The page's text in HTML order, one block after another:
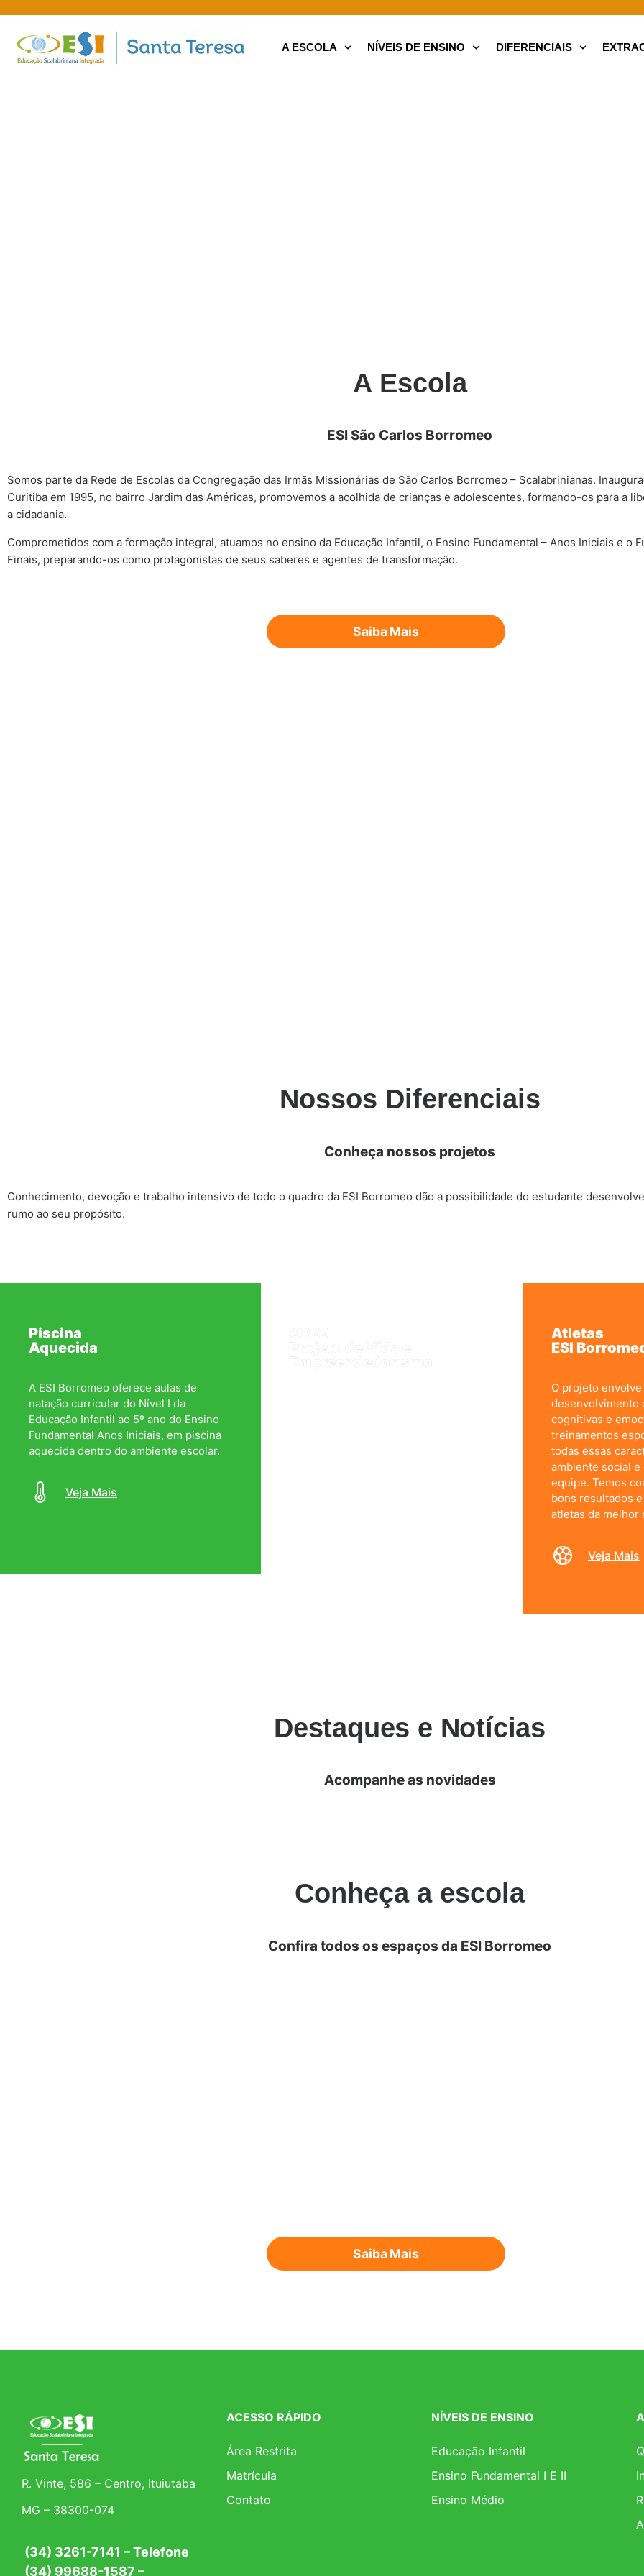
A ESCOLA NÍVEIS DE ENSINO DIFERENCIAIS
A Escola
ESI São Carlos Borromeo
Somos parte da Rede de Escolas da Congregação das Irmãs Missionárias de São Carlos Borromeo – Scalabrinianas.
Curitiba em 1995, no bairro Jardim das Américas, promovemos a acolhida de crianças e adolescentes, formando-os para a
a cidadania.
Comprometidos com a formação integral, atuamos no ensino da Educação Infantil, o Ensino Fundamental – Anos Iniciais e o
Finais, preparando-os como protagonistas de seus saberes e agentes de transformação.
Saiba Mais
Nossos Diferenciais
Conheça nossos projetos
Conhecimento, devoção e trabalho intensivo de todo o quadro da ESI Borromeo dão a possibilidade do estudante
rumo ao seu propósito.
Piscina
Aquecida
A ESI Borromeo oferece aulas de
natação curricular do Nível I da
Educação Infantil ao 5º ano do Ensino
Fundamental Anos Iniciais, em piscina
aquecida dentro do ambiente escolar.
Veja Mais
Atletas
ESI
O projeto
desenvolvimento
cognitivas e
treinamentos
todas essas
ambiente social e
equipe. Temos
bons resultados
atletas da melhor
Veja Mais
Destaques e Notícias
Acompanhe as novidades
Conheça a escola
Confira todos os espaços da ESI Borromeo
Saiba Mais
R. Vinte, 586 – Centro, Ituiutaba
MG – 38300-074
(34) 3261-7141 – Telefone
(34) 99688-1587 –
ACESSO RÁPIDO
Área Restrita
Matrícula
Contato
NÍVEIS DE ENSINO
Educação Infantil
Ensino Fundamental I E II
Ensino Médio